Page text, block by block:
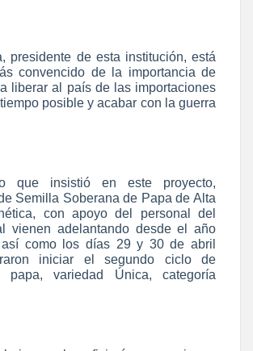
presidente de esta institución, está
convencido de la importancia de
liberar al país de las importaciones
posible y acabar con la guerra
que insistió en este proyecto,
Semilla Soberana de Papa de Alta
con apoyo del personal del
vienen adelantando desde el año
como los días 29 y 30 de abril
iniciar el segundo ciclo de
papa, variedad Única, categoría